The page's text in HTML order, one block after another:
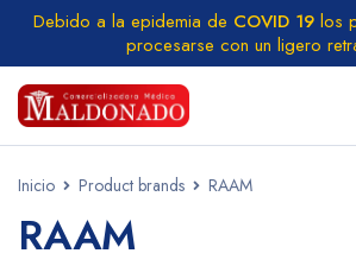
Debido a la epidemia de COVID 19 los
procesarse con un ligero
Inicio Product brands RAAM
RAAM